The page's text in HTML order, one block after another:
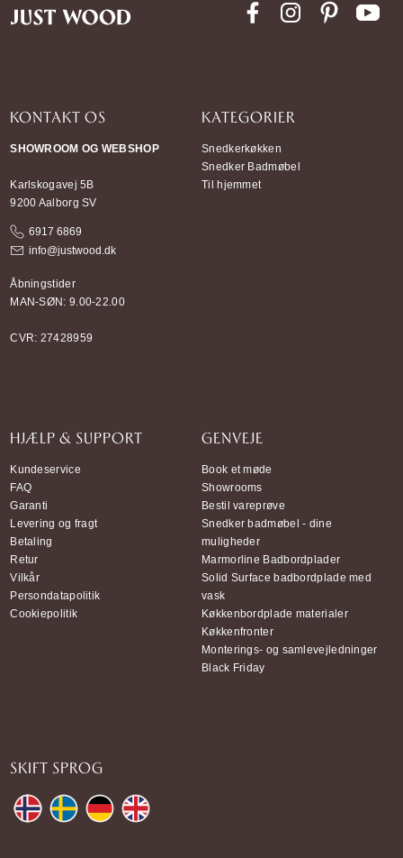
KONTAKT OS
SHOWROOM OG WEBSHOP
Karlskogavej 5B
9200 Aalborg SV
6917 6869
info@justwood.dk
Åbningstider
MAN-SØN: 9.00-22.00
CVR: 27428959
KATEGORIER
Snedkerkøkken
Snedker Badmøbel
Til hjemmet
HJÆLP & SUPPORT
Kundeservice
FAQ
Garanti
Levering og fragt
Betaling
Retur
Vilkår
Persondatapolitik
Cookiepolitik
GENVEJE
Book et møde
Showrooms
Bestil vareprøve
Snedker badmøbel - dine
muligheder
Marmorline Badbordplader
Solid Surface badbordplade med
vask
Køkkenbordplade materialer
Køkkenfronter
Monterings- og samlevejledninger
Black Friday
SKIFT SPROG